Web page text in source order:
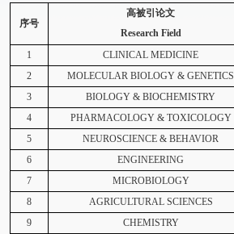
序号
高被引论文
Research Field
1
CLINICAL MEDICINE
2
MOLECULAR BIOLOGY & GENETICS
3
BIOLOGY & BIOCHEMISTRY
4
PHARMACOLOGY & TOXICOLOGY
5
NEUROSCIENCE & BEHAVIOR
6
ENGINEERING
7
MICROBIOLOGY
8
AGRICULTURAL SCIENCES
9
CHEMISTRY